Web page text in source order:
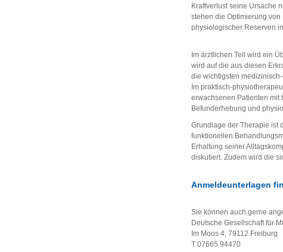
Kraftverlust seine Ursache
stehen die Optimierung
physiologischer Reserven
Im ärztlichen Teil wird ein
wird auf die aus diesen
die wichtigsten
Im praktisch-
erwachsenen Patienten mit
Befunderhebung und
Grundlage der Therapie ist
funktionellen
Erhaltung seiner
diskutiert. Zudem wird die
Anmeldeunterlagen
Sie können auch gerne
Deutsche Gesellschaft für
Im Moos 4, 79112 Freiburg
T 07665 94470